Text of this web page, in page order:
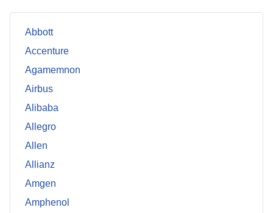
Abbott
Accenture
Agamemnon
Airbus
Alibaba
Allegro
Allen
Allianz
Amgen
Amphenol